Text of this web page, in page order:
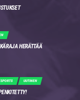
HERÄTTÄÄ
UUTINEN